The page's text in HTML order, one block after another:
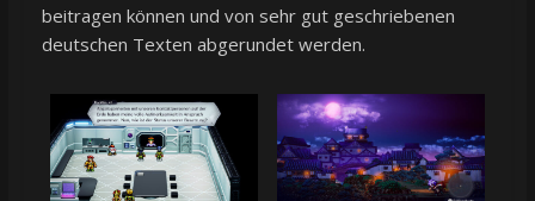
beitragen können und von sehr gut geschriebenen
deutschen Texten abgerundet werden.